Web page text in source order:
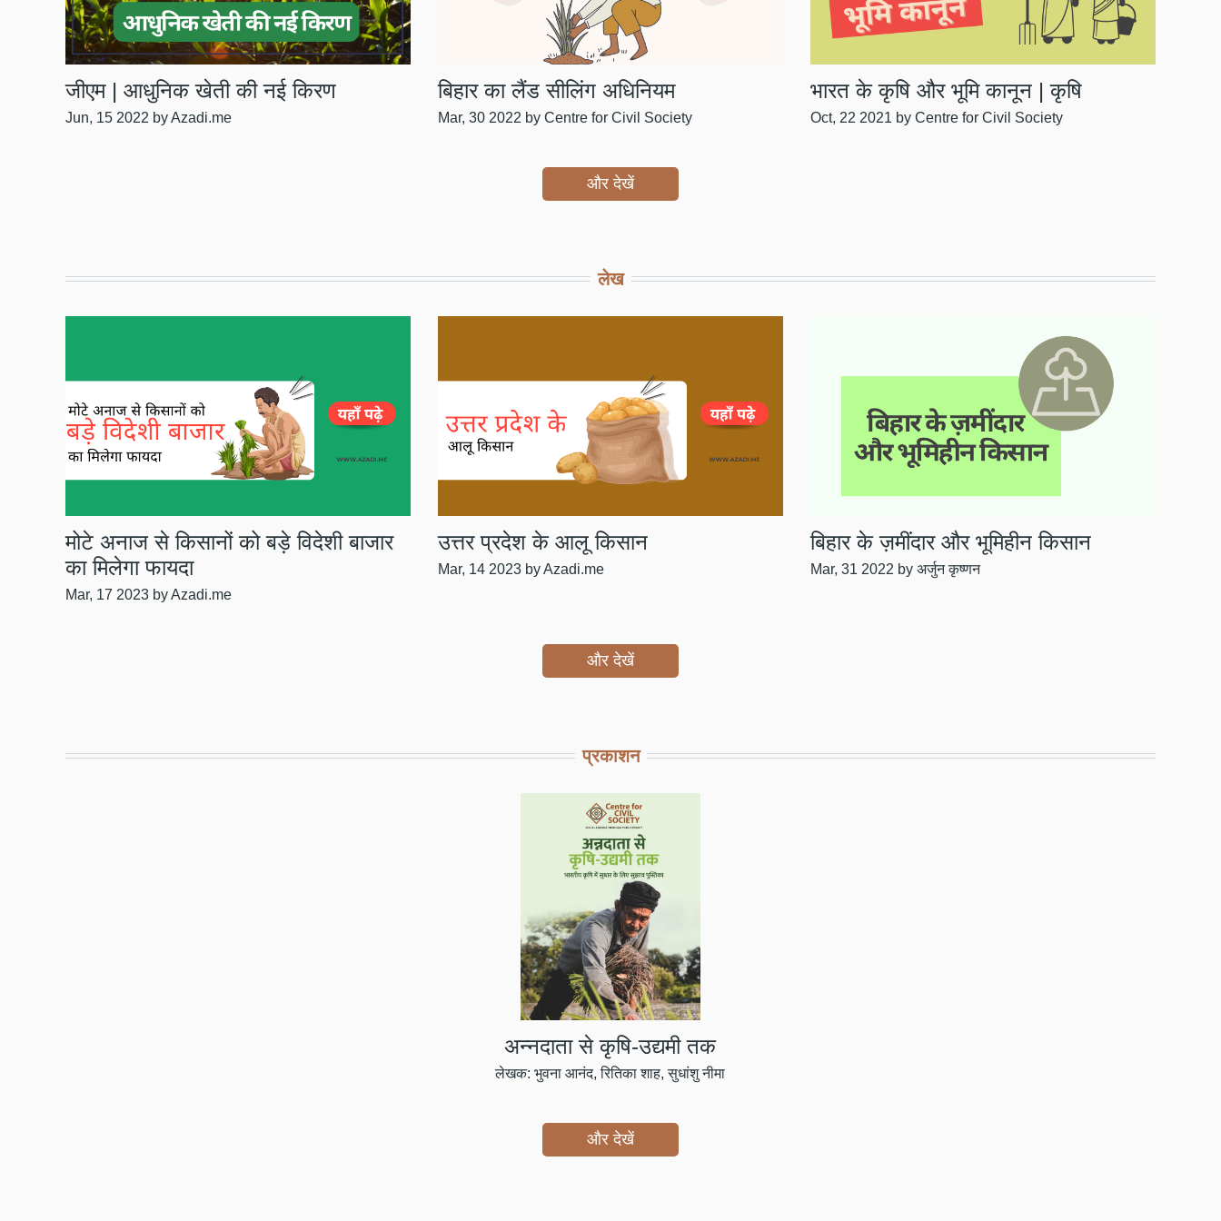
जीएम | आधुनिक खेती की नई किरण
Jun, 15 2022 by Azadi.me
बिहार का लैंड सीलिंग अधिनियम
Mar, 30 2022 by Centre for Civil Society
भारत के कृषि और भूमि कानून | कृषि
Oct, 22 2021 by Centre for Civil Society
और देखें
लेख
मोटे अनाज से किसानों को बड़े विदेशी बाजार
का मिलेगा फायदा
Mar, 17 2023 by Azadi.me
उत्तर प्रदेश के आलू किसान
Mar, 14 2023 by Azadi.me
बिहार के ज़मींदार और भूमिहीन किसान
Mar, 31 2022 by अर्जुन कृष्णन
और देखें
प्रकाशन
अन्नदाता से कृषि-उद्यमी तक
लेखक: भुवना आनंद, रितिका शाह, सुधांशु नीमा
और देखें